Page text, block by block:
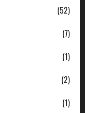
(52)
(7)
(1)
(2)
(1)